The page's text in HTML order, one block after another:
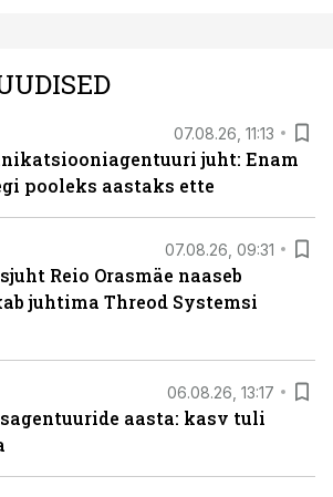
07.08.26, 11:13
juht: Enam
pooleks aastaks ette
07.08.26, 09:31
Reio Orasmäe naaseb
juhtima Threod Systemsi
06.08.26, 13:17
aasta: kasv tuli